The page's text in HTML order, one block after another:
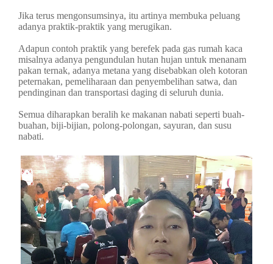
Jika terus mengonsumsinya, itu artinya membuka peluang
adanya praktik-praktik yang merugikan.
Adapun contoh praktik yang berefek pada gas rumah kaca
misalnya adanya pengundulan hutan hujan untuk menanam
pakan ternak, adanya metana yang disebabkan oleh kotoran
peternakan, pemeliharaan dan penyembelihan satwa, dan
pendinginan dan transportasi daging di seluruh dunia.
Semua diharapkan beralih ke makanan nabati seperti buah-
buahan, biji-bijian, polong-polongan, sayuran, dan susu
nabati.